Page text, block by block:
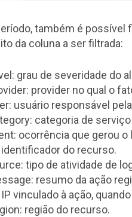
também é
da coluna a ser filtrada:
grau de severidade do
provider no qual o
usuário responsável
categoria de
ocorrência que gerou o
identificador do recurso.
tipo de atividade de
resumo da ação
IP vinculado à ação,
região do recurso.